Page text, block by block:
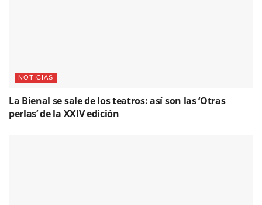
NOTICIAS
La Bienal se sale de los teatros: así son las ‘Otras
perlas’ de la XXIV edición